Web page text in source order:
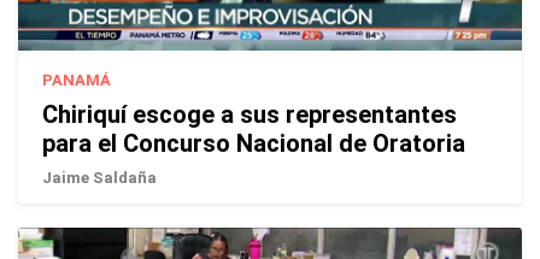
PANAMÁ
Chiriquí escoge a sus representantes
para el Concurso Nacional de Oratoria
Jaime Saldaña